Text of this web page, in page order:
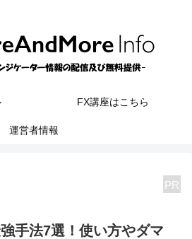
FX講座はこちら
運営者情報
PR
強手法7選！使い方やダマ